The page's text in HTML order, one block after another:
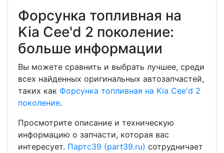
Форсунка топливная на
Kia Cee'd 2 поколение:
больше информации
Вы можете сравнить и выбрать лучшее, среди
всех найденных оригинальных автозапчастей,
таких как Форсунка топливная на Kia Cee'd 2
поколение.
Просмотрите описание и техническую
информацию о запчасти, которая вас
интересует. Партс39 (part39.ru) сотрудничает